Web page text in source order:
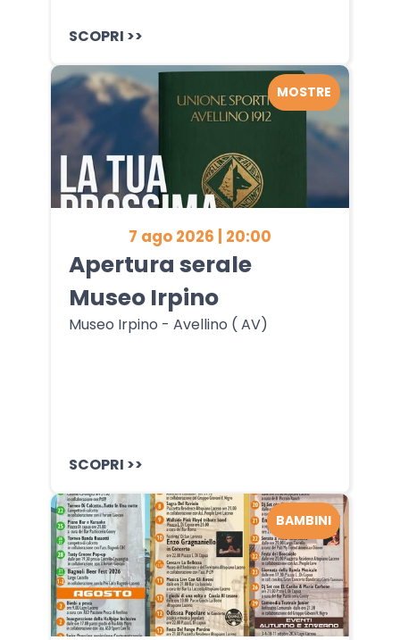
SCOPRI >>
7 ago 2026 | 20:00
Apertura serale
Museo Irpino
Museo Irpino - Avellino ( AV)
SCOPRI >>
MOSTRE
BAMBINI